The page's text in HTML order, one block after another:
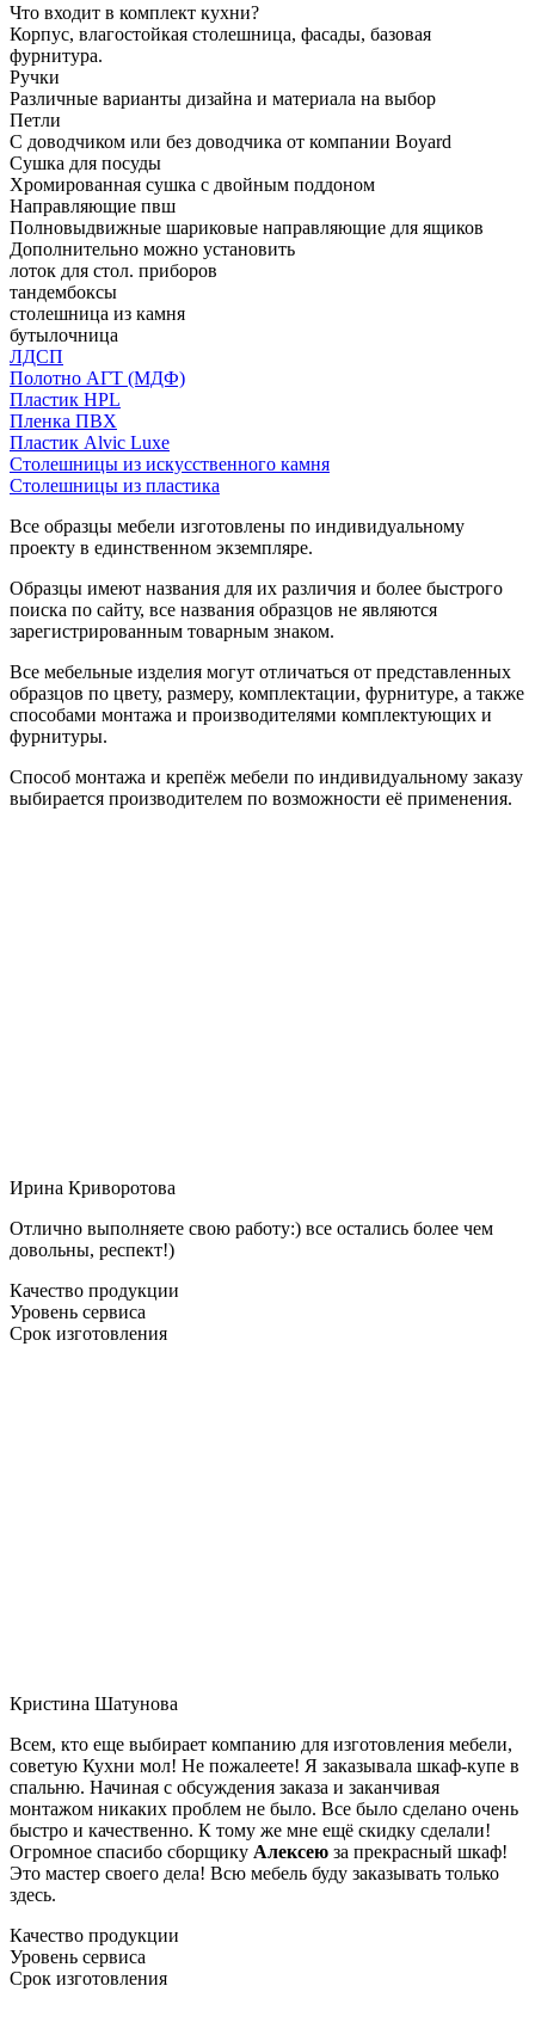
Что входит в комплект кухни?
Корпус, влагостойкая столешница, фасады, базовая
фурнитура.
Ручки
Различные варианты дизайна и материала на выбор
Петли
С доводчиком или без доводчика от компании Boyard
Сушка для посуды
Хромированная сушка с двойным поддоном
Направляющие пвш
Полновыдвижные шариковые направляющие для ящиков
Дополнительно можно установить
лоток для стол. приборов
тандембоксы
столешница из камня
бутылочница
ЛДСП
Полотно АГТ (МДФ)
Пластик HPL
Пленка ПВХ
Пластик Alvic Luxe
Столешницы из искусственного камня
Столешницы из пластика
Все образцы мебели изготовлены по индивидуальному
проекту в единственном экземпляре.
Образцы имеют названия для их различия и более быстрого
поиска по сайту, все названия образцов не являются
зарегистрированным товарным знаком.
Все мебельные изделия могут отличаться от представленных
образцов по цвету, размеру, комплектации, фурнитуре, а также
способами монтажа и производителями комплектующих и
фурнитуры.
Способ монтажа и крепёж мебели по индивидуальному заказу
выбирается производителем по возможности её применения.
Ирина Криворотова
Отлично выполняете свою работу:) все остались более чем
довольны, респект!)
Качество продукции
Уровень сервиса
Срок изготовления
Кристина Шатунова
Всем, кто еще выбирает компанию для изготовления мебели,
советую Кухни мол! Не пожалеете! Я заказывала шкаф-купе в
спальню. Начиная с обсуждения заказа и заканчивая
монтажом никаких проблем не было. Все было сделано очень
быстро и качественно. К тому же мне ещё скидку сделали!
Огромное спасибо сборщику Алексею за прекрасный шкаф!
Это мастер своего дела! Всю мебель буду заказывать только
здесь.
Качество продукции
Уровень сервиса
Срок изготовления